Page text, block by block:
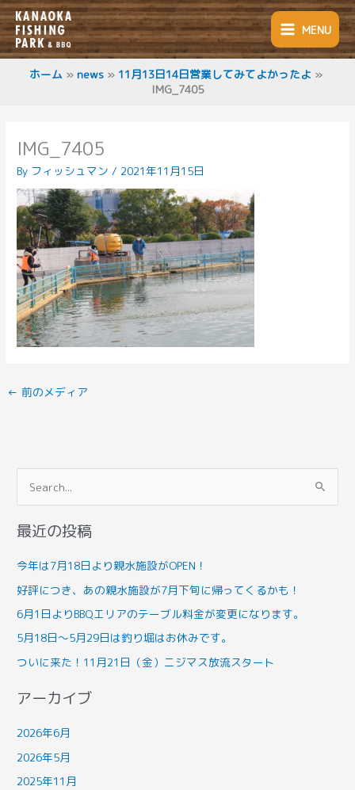
内
容
を
ス
MENU
ホーム news
11月13日14日営業してみてよかったよ
IMG_7405
IMG_7405
By フィッシュマン / 2021年11月15日
← 前のメディア
索
対
最近の投稿
今年は7月18日より親水施設がOPEN！
好評につき、あの親水施設が7月下旬に帰ってくるかも！
6月1日よりBBQエリアのテーブル料金が変更になります。
5月18日～5月29日は釣り堀はお休みです。
ついに来た！11月21日（金）ニジマス放流スタート
アーカイブ
2026年6月
2026年5月
2025年11月